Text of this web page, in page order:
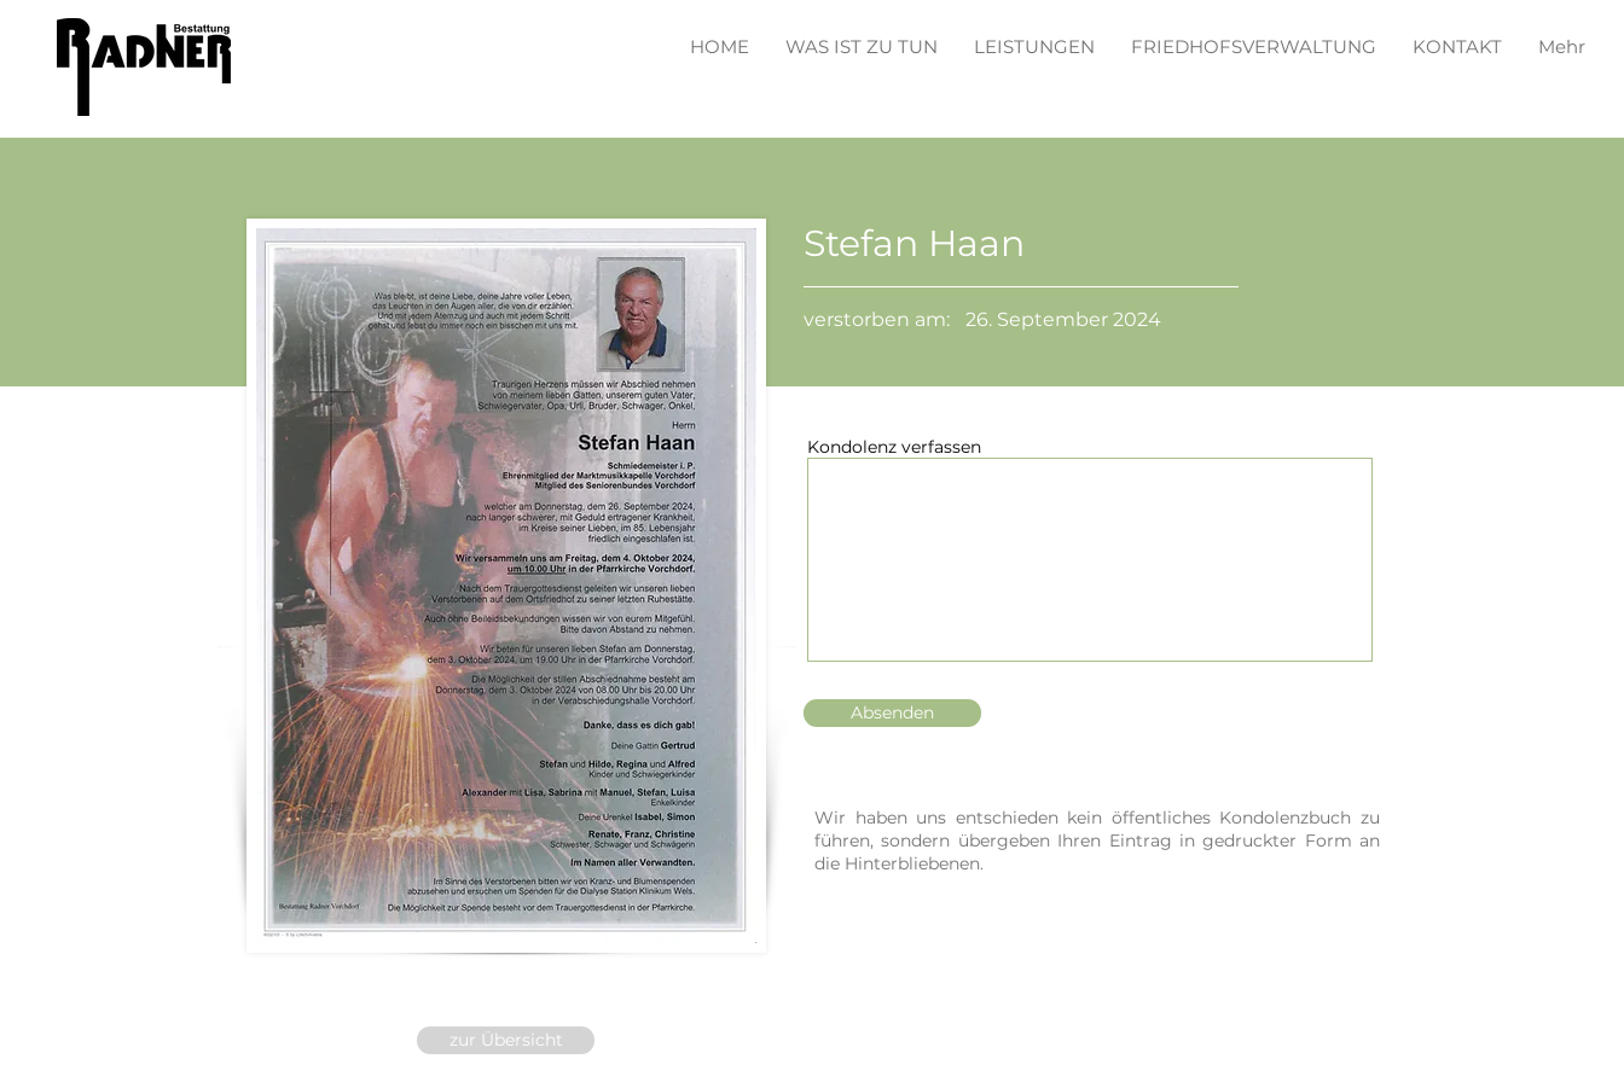
HOME WAS IST ZU TUN LEISTUNGEN FRIEDHOFSVERWALTUNG KONTAKT Mehr
Stefan Haan
verstorben am: 26. September 2024
Kondolenz verfassen
Absenden
Wir haben uns entschieden kein öffentliches Kondolenzbuch zu
führen, sondern übergeben Ihren Eintrag in gedruckter Form an
die Hinterbliebenen.
zur Übersicht